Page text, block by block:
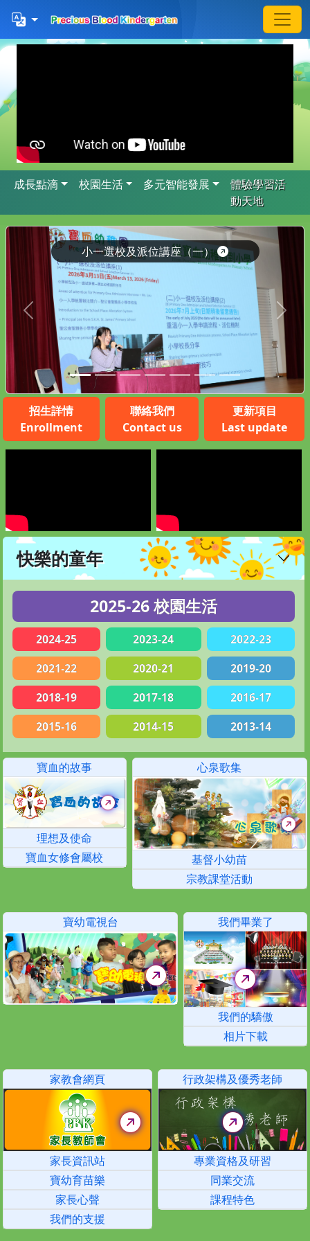
成長點滴 校園生活 多元智能發展
體驗學習活
動天地
小一選校及派位講座（一）
Previous Next
招生詳情
Enrollment
聯絡我們
Contact us
更新項目
Last update
快樂的童年
2025-26 校園生活
2024-25 2023-24
2022-23
2021-22
2020-21
2019-20
2018-19
2017-18
2016-17
2015-16
2014-15 2013-14
寶血的故事
理想及使命
寶血女修會屬校
心泉歌集
基督小幼苗
宗教課堂活動
寶幼電視台 我們畢業了
我們的驕傲
相片下載
家教會網頁
家長資訊站
寶幼育苗樂
家長心聲
我們的支援
行政架構及優秀老師
專業資格及研習
同業交流
課程特色